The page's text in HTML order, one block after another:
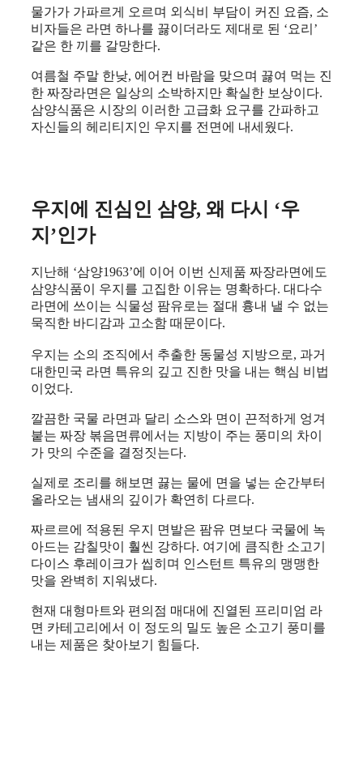
물가가 가파르게 오르며 외식비 부담이 커진 요즘, 소
비자들은 라면 하나를 끓이더라도 제대로 된 ‘요리’
같은 한 끼를 갈망한다.
여름철 주말 한낮, 에어컨 바람을 맞으며 끓여 먹는 진
한 짜장라면은 일상의 소박하지만 확실한 보상이다.
삼양식품은 시장의 이러한 고급화 요구를 간파하고
자신들의 헤리티지인 우지를 전면에 내세웠다.
우지에 진심인 삼양, 왜 다시 ‘우
지’인가
지난해 ‘삼양1963’에 이어 이번 신제품 짜장라면에도
삼양식품이 우지를 고집한 이유는 명확하다. 대다수
라면에 쓰이는 식물성 팜유로는 절대 흉내 낼 수 없는
묵직한 바디감과 고소함 때문이다.
우지는 소의 조직에서 추출한 동물성 지방으로, 과거
대한민국 라면 특유의 깊고 진한 맛을 내는 핵심 비법
이었다.
깔끔한 국물 라면과 달리 소스와 면이 끈적하게 엉겨
붙는 짜장 볶음면류에서는 지방이 주는 풍미의 차이
가 맛의 수준을 결정짓는다.
실제로 조리를 해보면 끓는 물에 면을 넣는 순간부터
올라오는 냄새의 깊이가 확연히 다르다.
짜르르에 적용된 우지 면발은 팜유 면보다 국물에 녹
아드는 감칠맛이 훨씬 강하다. 여기에 큼직한 소고기
다이스 후레이크가 씹히며 인스턴트 특유의 맹맹한
맛을 완벽히 지워냈다.
현재 대형마트와 편의점 매대에 진열된 프리미엄 라
면 카테고리에서 이 정도의 밀도 높은 소고기 풍미를
내는 제품은 찾아보기 힘들다.